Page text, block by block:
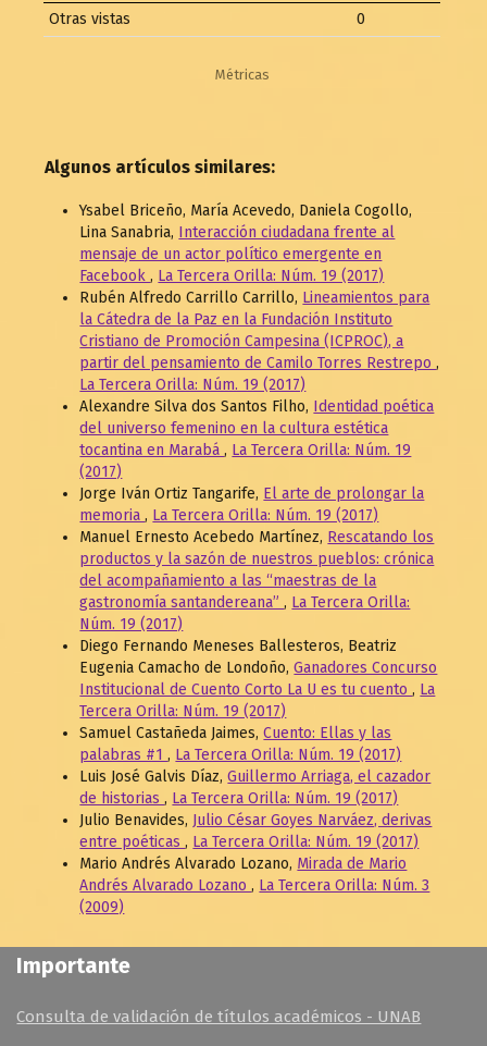
Otras vistas 0
Métricas
Algunos artículos similares:
Ysabel Briceño, María Acevedo, Daniela Cogollo,
Lina Sanabria, Interacción ciudadana frente al
mensaje de un actor político emergente en
Facebook, La Tercera Orilla: Núm. 19 (2017)
Rubén Alfredo Carrillo Carrillo, Lineamientos para
la Cátedra de la Paz en la Fundación Instituto
Cristiano de Promoción Campesina (ICPROC), a
partir del pensamiento de Camilo Torres Restrepo,
La Tercera Orilla: Núm. 19 (2017)
Alexandre Silva dos Santos Filho, Identidad poética
del universo femenino en la cultura estética
tocantina en Marabá, La Tercera Orilla: Núm. 19
(2017)
Jorge Iván Ortiz Tangarife, El arte de prolongar la
memoria, La Tercera Orilla: Núm. 19 (2017)
Manuel Ernesto Acebedo Martínez, Rescatando los
productos y la sazón de nuestros pueblos: crónica
del acompañamiento a las “maestras de la
gastronomía santandereana”, La Tercera Orilla:
Núm. 19 (2017)
Diego Fernando Meneses Ballesteros, Beatriz
Eugenia Camacho de Londoño,Ganadores Concurso
Institucional de Cuento Corto La U es tu cuento, La
Tercera Orilla: Núm. 19 (2017)
Samuel Castañeda Jaimes,Cuento: Ellas y las
palabras #1, La Tercera Orilla: Núm. 19 (2017)
Luis José Galvis Díaz,Guillermo Arriaga, el cazador
de historias, La Tercera Orilla: Núm. 19 (2017)
Julio Benavides, Julio César Goyes Narváez, derivas
entre poéticas, La Tercera Orilla: Núm. 19 (2017)
Mario Andrés Alvarado Lozano, Mirada de Mario
Andrés Alvarado Lozano, La Tercera Orilla: Núm. 3
(2009)
Importante
Consulta de validación de títulos académicos - UNAB